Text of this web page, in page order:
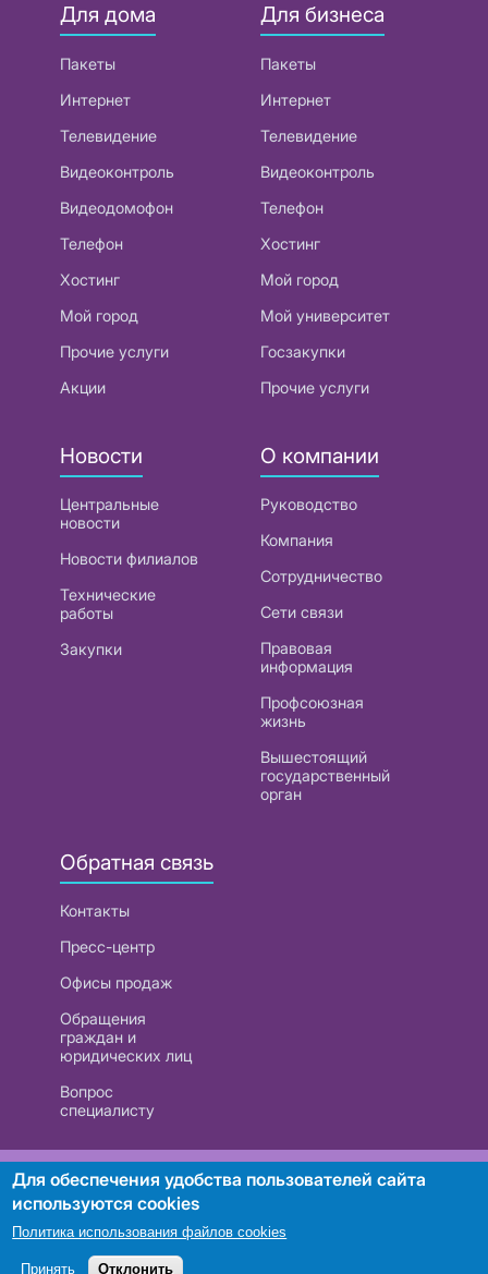
Для дома
Пакеты
Интернет
Телевидение
Видеоконтроль
Видеодомофон
Телефон
Хостинг
Мой город
Прочие услуги
Акции
Для бизнеса
Пакеты
Интернет
Телевидение
Видеоконтроль
Телефон
Хостинг
Мой город
Мой университет
Госзакупки
Прочие услуги
Новости
Центральные
новости
Новости филиалов
Технические
работы
Закупки
О компании
Руководство
Компания
Сотрудничество
Сети связи
Правовая
информация
Профсоюзная
жизнь
Вышестоящий
государственный
орган
Обратная связь
Контакты
Пресс-центр
Офисы продаж
Обращения
граждан и
юридических лиц
Вопрос
специалисту
РУП «Белтелеком». УНП 101007741
Поиск
Для обеспечения удобства пользователей сайта
используются cookies
Политика использования файлов cookies
Принять Отклонить